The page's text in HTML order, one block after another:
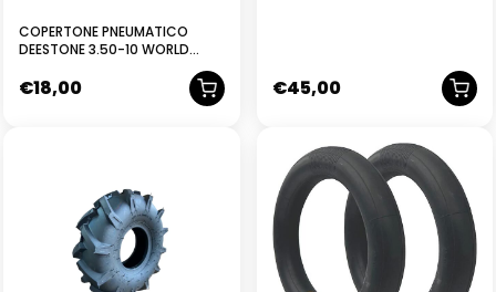
COPERTONE PNEUMATICO
DEESTONE 3.50-10 WORLD
TRAVEL D-795 OMOLOGATO
VESPA
€18,00 €45,00
NUOVO